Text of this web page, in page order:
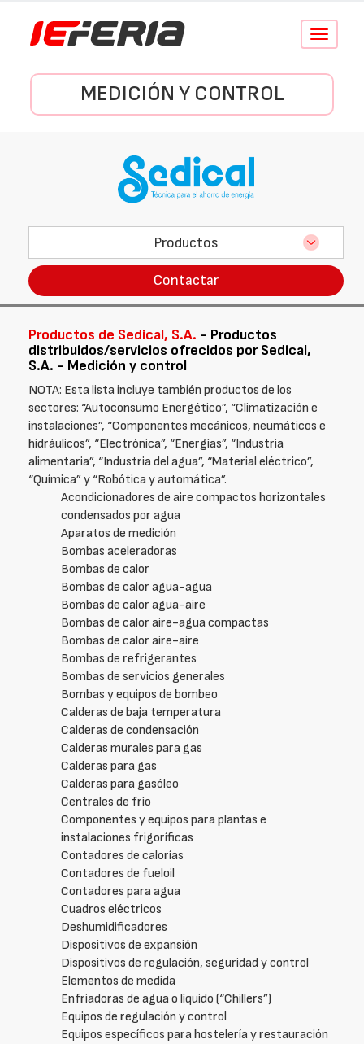
Conmutar
MEDICIÓN Y CONTROL
Productos
Contactar
Productos de Sedical, S.A. - Productos
distribuidos/servicios ofrecidos por Sedical,
S.A. - Medición y control
NOTA: Esta lista incluye también productos de los
sectores: “Autoconsumo Energético”, “Climatización e
instalaciones”, “Componentes mecánicos, neumáticos e
hidráulicos”, “Electrónica”, “Energías”, “Industria
alimentaria”, “Industria del agua”, “Material eléctrico”,
“Química” y “Robótica y automática”.
Acondicionadores de aire compactos horizontales
condensados por agua
Aparatos de medición
Bombas aceleradoras
Bombas de calor
Bombas de calor agua-agua
Bombas de calor agua-aire
Bombas de calor aire-agua compactas
Bombas de calor aire-aire
Bombas de refrigerantes
Bombas de servicios generales
Bombas y equipos de bombeo
Calderas de baja temperatura
Calderas de condensación
Calderas murales para gas
Calderas para gas
Calderas para gasóleo
Centrales de frío
Componentes y equipos para plantas e
instalaciones frigoríficas
Contadores de calorías
Contadores de fueloil
Contadores para agua
Cuadros eléctricos
Deshumidificadores
Dispositivos de expansión
Dispositivos de regulación, seguridad y control
Elementos de medida
Enfriadoras de agua o líquido (“Chillers”)
Equipos de regulación y control
Equipos específicos para hostelería y restauración